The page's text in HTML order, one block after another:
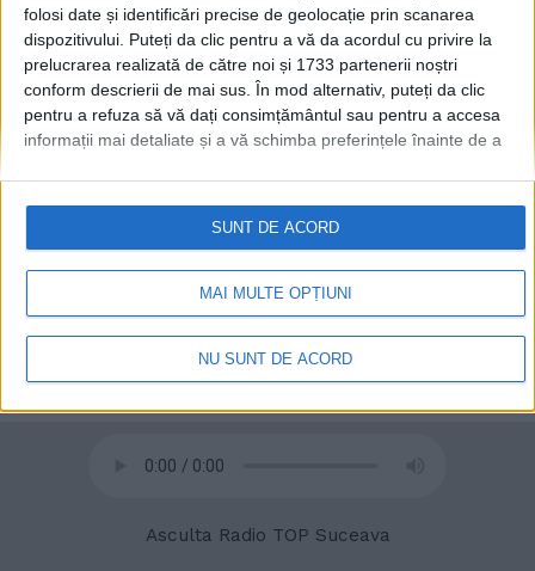
folosi date și identificări precise de geolocație prin scanarea
dispozitivului. Puteți da clic pentru a vă da acordul cu privire la
prelucrarea realizată de către noi și 1733 partenerii noștri
conform descrierii de mai sus. În mod alternativ, puteți da clic
pentru a refuza să vă dați consimțământul sau pentru a accesa
informații mai detaliate și a vă schimba preferințele înainte de a
retrageți consimțământul în orice moment, revenind la acest site
și făcând clic pe butonul "Confidențialitate" din partea de jos a
paginii web.
MAI MULTE OPȚIUNI
NU SUNT DE ACORD
SUNT DE ACORD
Asculta Radio TOP Suceava